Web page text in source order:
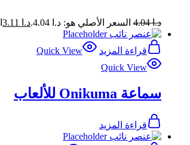
د.ا4.04 السعر الأصلي هو: د.ا 4.04. د.ا
قراءة المزيد
Quick View
Quick View
سماعة Onikuma للألعاب
قراءة المزيد